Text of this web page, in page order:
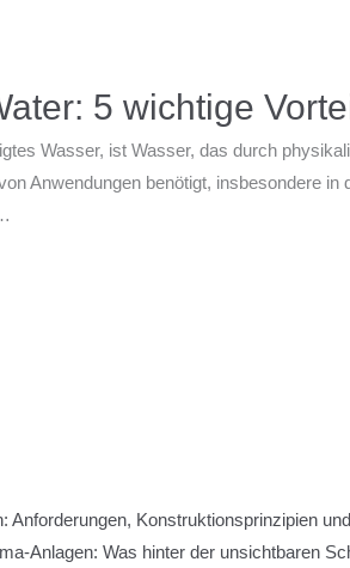
5 wichtige
Wasser, ist Wasser, das durch
Anwendungen benötigt, insbesondere
Anforderungen, Konstruktionsprinzipien
Anlagen: Was hinter der unsichtbaren